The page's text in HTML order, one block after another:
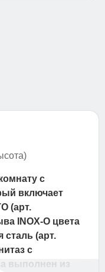
с
включает
(арт.
INOX-O цвета
(арт.
с
выполнен из